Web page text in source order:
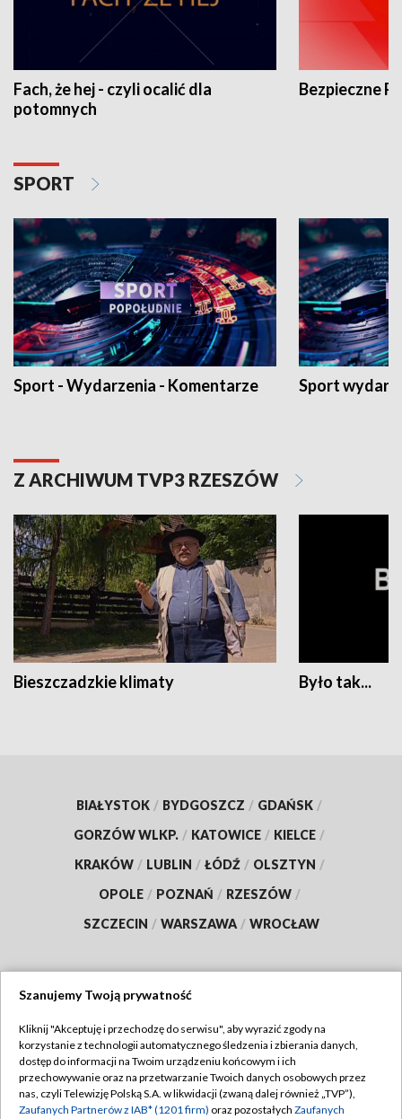
Fach, że hej - czyli ocalić dla
potomnych
Bezpieczne
SPORT
Sport - Wydarzenia - Komentarze Sport
Z ARCHIWUM TVP3 RZESZÓW
Bieszczadzkie klimaty Było tak...
BIAŁYSTOK / BYDGOSZCZ / GDAŃSK /
GORZÓW WLKP. / KATOWICE / KIELCE /
KRAKÓW / LUBLIN / ŁÓDŹ / OLSZTYN /
OPOLE / POZNAŃ / RZESZÓW /
SZCZECIN / WARSZAWA / WROCŁAW
TVP
Abonament TVP
Emisja w TVP
Regulamin TVP
Polityka prywatności
Szanujemy Twoją prywatność
Kliknij "Akceptuję i przechodzę do serwisu", aby wyrazić zgody na
korzystanie z technologii automatycznego śledzenia i zbierania danych,
dostęp do informacji na Twoim urządzeniu końcowym i ich
przechowywanie oraz na przetwarzanie Twoich danych osobowych przez
nas, czyli Telewizję Polską S.A. w likwidacji (zwaną dalej również „TVP”),
Zaufanych Partnerów z IAB* (1201 firm) oraz pozostałych Zaufanych